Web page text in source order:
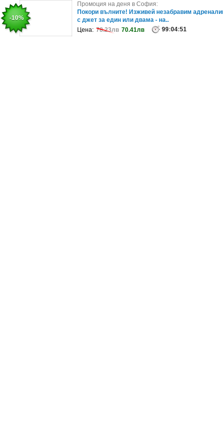
-35%
Промоция на деня в София:
Вип комплексно почистване за лек автомобил
Цена:
166.25лв 107.57лв
-10%
Промоция на деня в София:
Покори вълните! Изживей незабравим
с джет за един или двама - на..
Цена: 78.23лв 70.41лв 99:04:51